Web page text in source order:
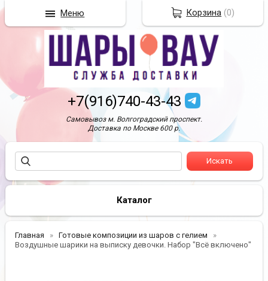
+7(916)740-43-43
Самовывоз м. Волгоградский проспект.
Доставка по Москве 600 р.
Каталог
Главная
Готовые композиции из шаров с гелием
Воздушные шарики на выписку девочки. Набор "Всё включено"
Корзина (0)
Меню